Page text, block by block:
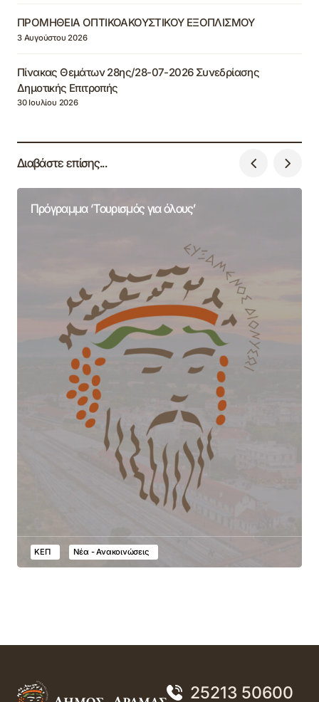
ΠΡΟΜΗΘΕΙΑ ΟΠΤΙΚΟΑΚΟΥΣΤΙΚΟΥ ΕΞΟΠΛΙΣΜΟΥ
3 Αυγούστου 2026
Πίνακας Θεμάτων 28ης/28-07-2026 Συνεδρίασης
Δημοτικής Επιτροπής
30 Ιουλίου 2026
Διαβάστε επίσης...
Πρόγραμμα ‘Τουρισμός για όλους’
ΚΕΠ Νέα - Ανακοινώσεις
25213 50600